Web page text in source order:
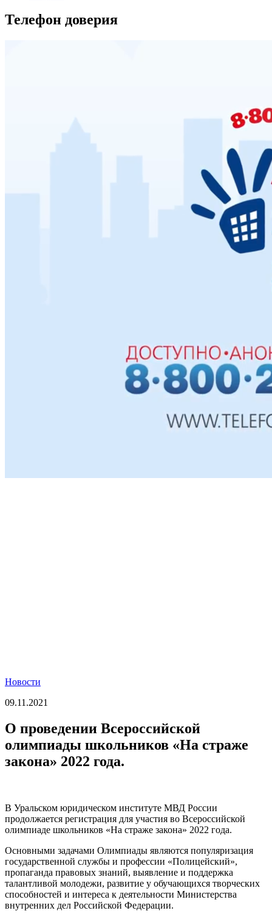
Телефон доверия
Новости
09.11.2021
О проведении Всероссийской
олимпиады школьников «На страже
закона» 2022 года.
В Уральском юридическом институте МВД России
продолжается регистрация для участия во Всероссийской
олимпиаде школьников «На страже закона» 2022 года.
Основными задачами Олимпиады являются популяризация
государственной службы и профессии «Полицейский»,
пропаганда правовых знаний, выявление и поддержка
талантливой молодежи, развитие у обучающихся творческих
способностей и интереса к деятельности Министерства
внутренних дел Российской Федерации.